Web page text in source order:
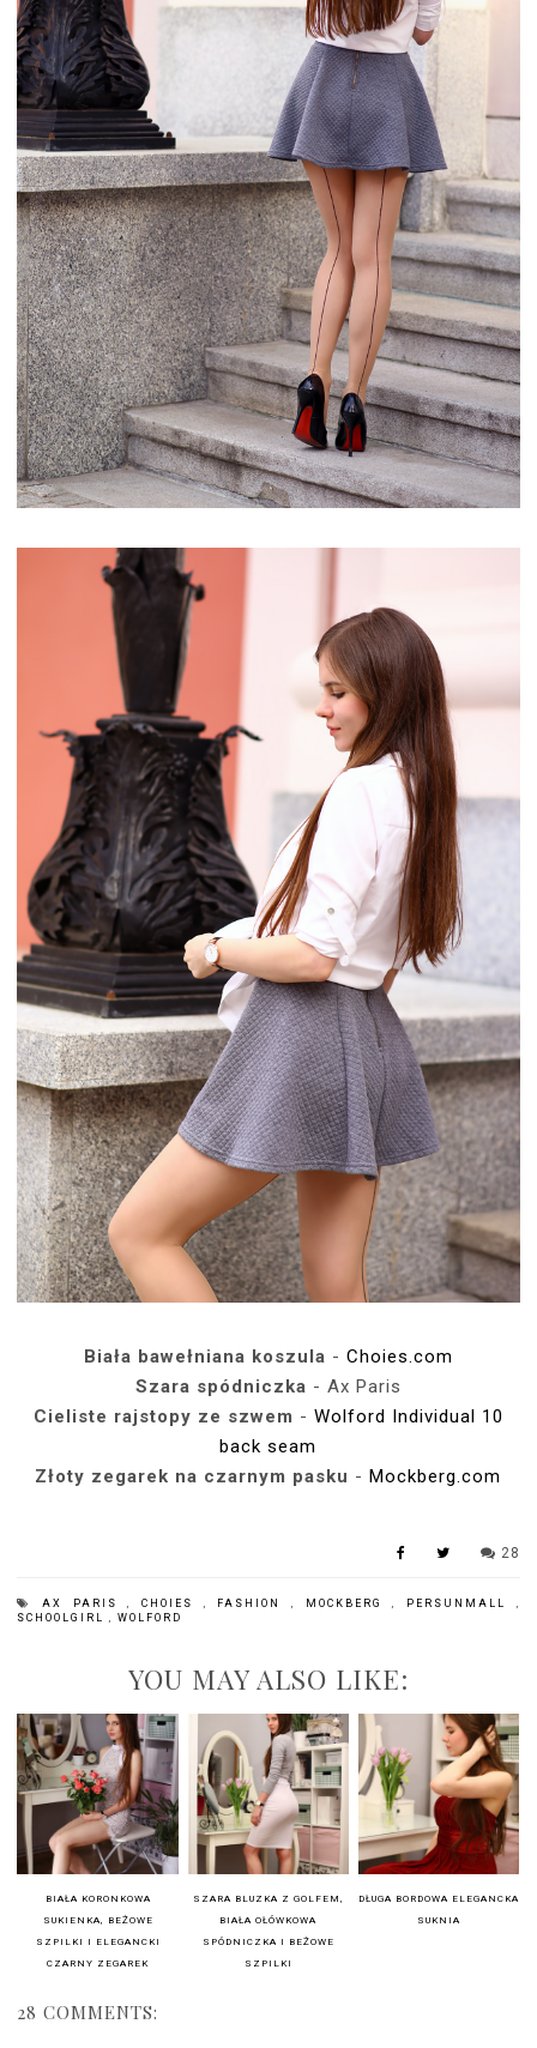
Biała bawełniana koszula - Choies.com
Szara spódniczka - Ax Paris
Cieliste rajstopy ze szwem - Wolford Individual 10
back seam
Złoty zegarek na czarnym pasku -Mockberg.com
28
AX PARIS,CHOIES , FASHION , MOCKBERG, PERSUNMALL ,
SCHOOLGIRL,WOLFORD
YOU MAY ALSO LIKE:
BIAŁA KORONKOWA
SUKIENKA, BEŻOWE
SZPILKI I ELEGANCKI
CZARNY ZEGAREK
SZARA BLUZKA Z GOLFEM,
BIAŁA OŁÓWKOWA
SPÓDNICZKA I BEŻOWE
SZPILKI
DŁUGA BORDOWA ELEGANCKA
SUKNIA
28 COMMENTS: